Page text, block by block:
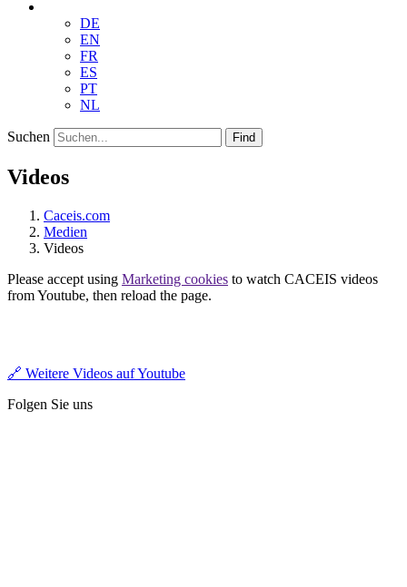
DE
EN
FR
ES
PT
NL
Suchen Find
Videos
Caceis.com
Medien
Videos
Please accept using Marketing cookies to watch CACEIS videos
from Youtube, then reload the page.
🔗 Weitere Videos auf Youtube
Folgen Sie uns